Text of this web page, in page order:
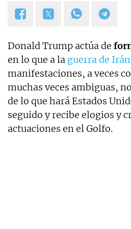
Donald Trump actúa de
en lo que a la guerra de Irán
manifestaciones, a veces
muchas veces ambiguas,
de lo que hará Estados
seguido y recibe elogios y
actuaciones en el Golfo.